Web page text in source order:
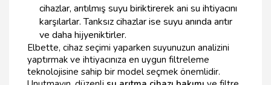
cihazlar, arıtılmış suyu biriktirerek ani su ihtiyacını
karşılarlar. Tanksız cihazlar ise suyu anında arıtır
ve daha hijyeniktirler.
Elbette, cihaz seçimi yaparken suyunuzun analizini
yaptırmak ve ihtiyacınıza en uygun filtreleme
teknolojisine sahip bir model seçmek önemlidir.